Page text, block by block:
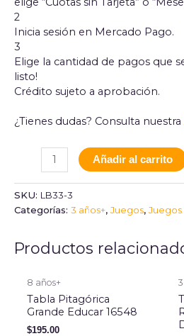
2
Inicia sesión en Mercado Pago.
3
Elige la cantidad de pagos que
listo!
Crédito sujeto a aprobación.
¿Tienes dudas? Consulta nuestra
Añadir al carrito
SKU: LB33-3
Categorías: 3 años+, Juegos,
Productos
8 años+
Tabla Pitagórica
Grande Educar 16548
$195.00